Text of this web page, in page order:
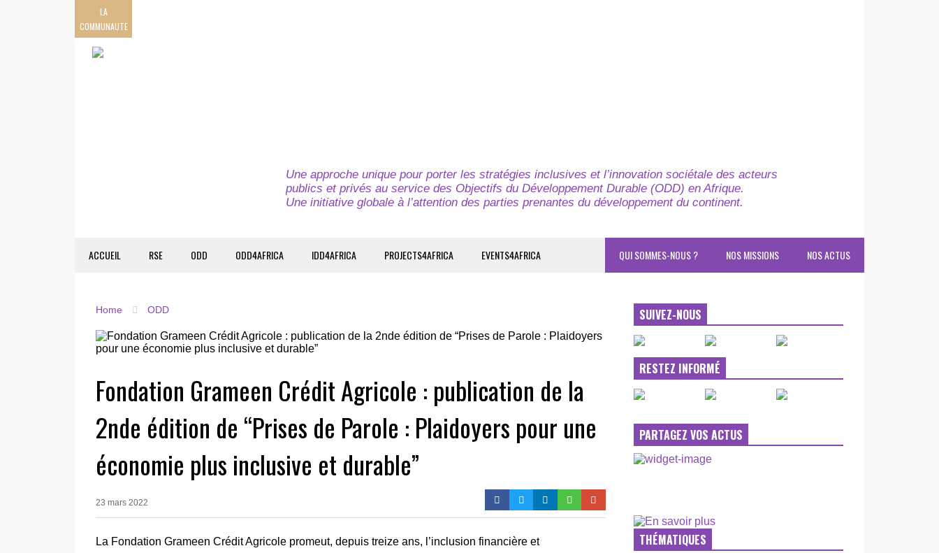
LA
COMMUNAUTE
Une approche unique pour porter les stratégies inclusives et l’innovation sociétale des acteurs
publics et privés au service des Objectifs du Développement Durable (ODD) en Afrique.
Une initiative globale à l’attention des parties prenantes du développement du continent.
ACCUEIL RSE ODD ODD4AFRICA IDD4AFRICA PROJECTS4AFRICA EVENTS4AFRICA NOS ACTUS
NOS MISSIONS
QUI SOMMES-NOUS ?
Home ODD
Fondation Grameen Crédit Agricole : publication de la
2nde édition de “Prises de Parole : Plaidoyers pour une
économie plus inclusive et durable”
23 mars 2022
La Fondation Grameen Crédit Agricole promeut, depuis treize ans, l’inclusion financière et
SUIVEZ-NOUS
RESTEZ INFORMÉ
PARTAGEZ VOS ACTUS
THÉMATIQUES